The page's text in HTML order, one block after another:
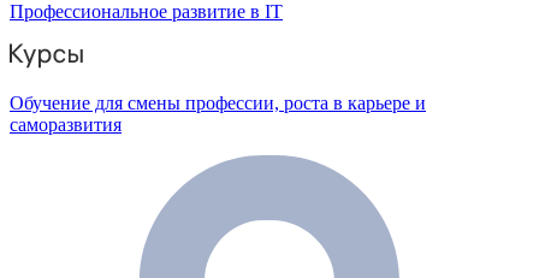
Профессиональное развитие в IT
Обучение для смены профессии, роста в карьере и
саморазвития